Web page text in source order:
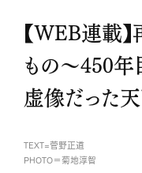
【WEB連載
もの～450年
虚像だった
TEXT=菅野正道
PHOTO＝菊地淳智